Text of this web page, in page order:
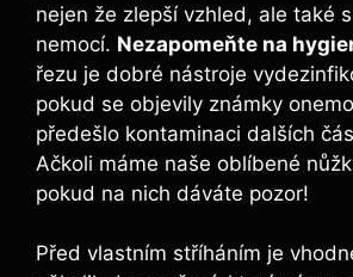
nejen že zlepší vzhled, ale také
nemocí. Nezapomeňte na
řezu je dobré nástroje
pokud se objevily známky
předešlo kontaminaci dalších
Ačkoli máme naše oblíbené
pokud na nich dáváte pozor!
Před vlastním stříháním je